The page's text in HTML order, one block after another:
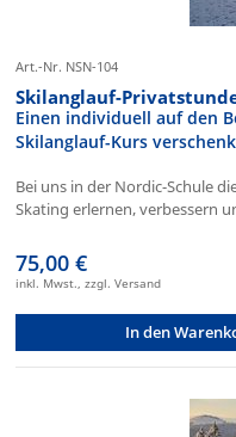
Art.-Nr. NSN-104
Skilanglauf-
Einen individuell auf den
Skilanglauf-Kurs
Bei uns in der Nordic-Schule
Skating erlernen, verbessern
75,00 €
inkl. Mwst., zzgl. Versand
In den